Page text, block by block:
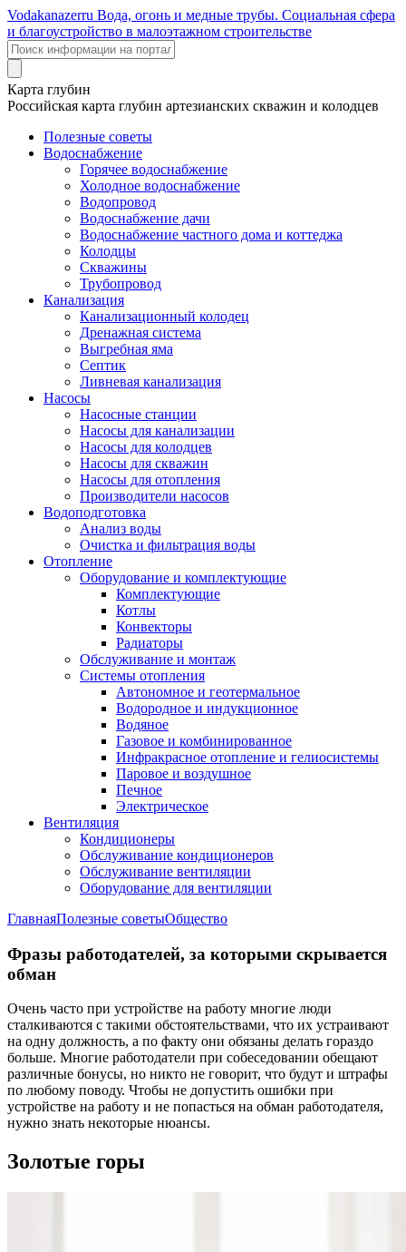
Vodakanazerru Вода, огонь и медные трубы. Социальная сфера
и благоустройство в малоэтажном строительстве
Карта глубин
Российская карта глубин артезианских скважин и колодцев
Полезные советы
Водоснабжение
Горячее водоснабжение
Холодное водоснабжение
Водопровод
Водоснабжение дачи
Водоснабжение частного дома и коттеджа
Колодцы
Скважины
Трубопровод
Канализация
Канализационный колодец
Дренажная система
Выгребная яма
Септик
Ливневая канализация
Насосы
Насосные станции
Насосы для канализации
Насосы для колодцев
Насосы для скважин
Насосы для отопления
Производители насосов
Водоподготовка
Анализ воды
Очистка и фильтрация воды
Отопление
Оборудование и комплектующие
Комплектующие
Котлы
Конвекторы
Радиаторы
Обслуживание и монтаж
Системы отопления
Автономное и геотермальное
Водородное и индукционное
Водяное
Газовое и комбинированное
Инфракрасное отопление и гелиосистемы
Паровое и воздушное
Печное
Электрическое
Вентиляция
Кондиционеры
Обслуживание кондиционеров
Обслуживание вентиляции
Оборудование для вентиляции
ГлавнаяПолезные советыОбщество
Фразы работодателей, за которыми скрывается
обман
Очень часто при устройстве на работу многие люди
сталкиваются с такими обстоятельствами, что их устраивают
на одну должность, а по факту они обязаны делать гораздо
больше. Многие работодатели при собеседовании обещают
различные бонусы, но никто не говорит, что будут и штрафы
по любому поводу. Чтобы не допустить ошибки при
устройстве на работу и не попасться на обман работодателя,
нужно знать некоторые нюансы.
Золотые горы